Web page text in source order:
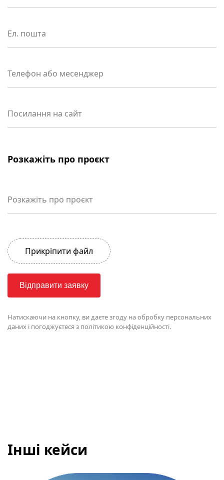
Ел. пошта
Телефон або месенджер
Посилання на сайт
Розкажіть про проєкт
Розкажіть про проєкт
Відправити заявку
Прикріпити файл
Натискаючи на кнопку, ви даєте згоду наобробку персональних
даних і погоджуєтеся з політикою конфіденційності.
Інші кейси